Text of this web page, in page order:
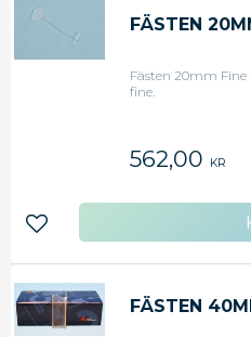
FÄSTEN
Fästen 20mm Fine
fine.
562,00 KR
Lägg till i favoriter
FÄSTEN